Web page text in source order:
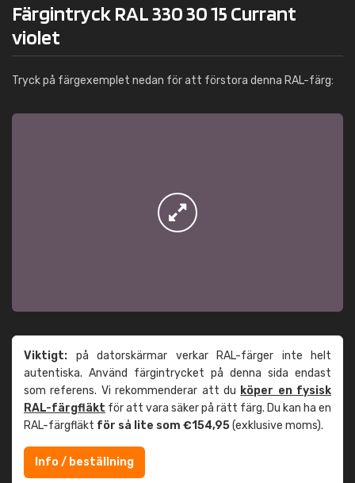
Färgintryck RAL 330 30 15 Currant
violet
Tryck på färgexemplet nedan för att förstora denna RAL-färg:
Viktigt: på datorskärmar verkar RAL-färger inte helt
autentiska. Använd färgintrycket på denna sida endast
som referens. Vi rekommenderar att du köper en fysisk
RAL-färgfläkt för att vara säker på rätt färg. Du kan ha en
RAL-färgfläkt för så lite som €154,95(exklusive moms).
Info / beställning